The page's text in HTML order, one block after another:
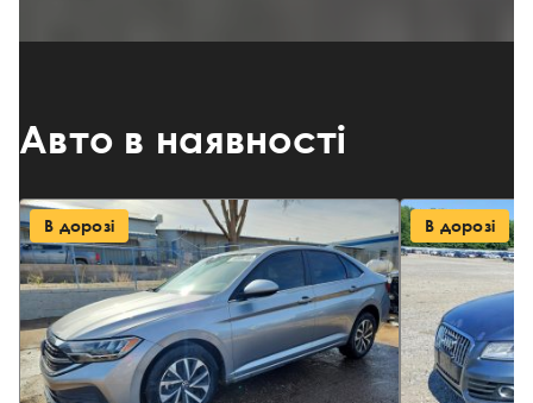
Авто в наявності
В дорозі В дорозі